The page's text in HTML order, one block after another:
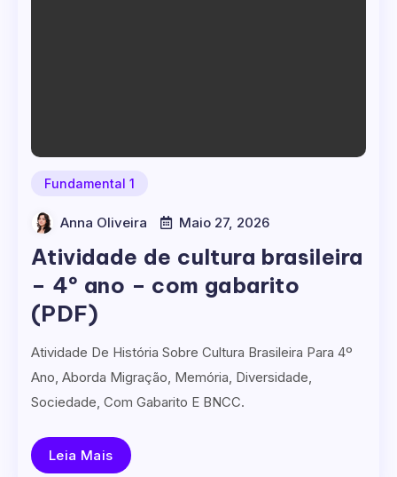
Fundamental 1
Anna Oliveira Maio 27, 2026
Atividade de cultura brasileira
– 4º ano – com gabarito
(PDF)
Atividade De História Sobre Cultura Brasileira Para 4º
Ano, Aborda Migração, Memória, Diversidade,
Sociedade, Com Gabarito E BNCC.
Leia Mais